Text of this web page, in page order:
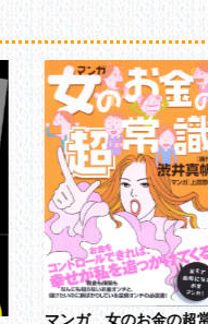
マンガ 女のお金の超常